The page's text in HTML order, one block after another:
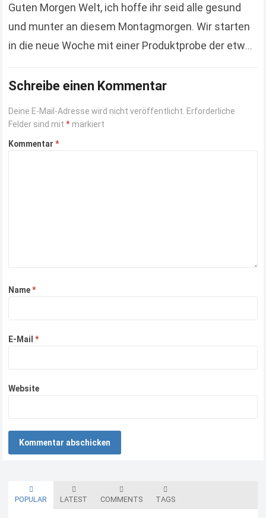
Guten Morgen Welt, ich hoffe ihr seid alle gesund
und munter an diesem Montagmorgen. Wir starten
in die neue Woche mit einer Produktprobe der etwas
Schreibe einen Kommentar
Deine E-Mail-Adresse wird nicht veröffentlicht. Erforderliche
Felder sind mit* markiert
Kommentar*
Name*
E-Mail*
Website
POPULAR LATEST COMMENTS TAGS